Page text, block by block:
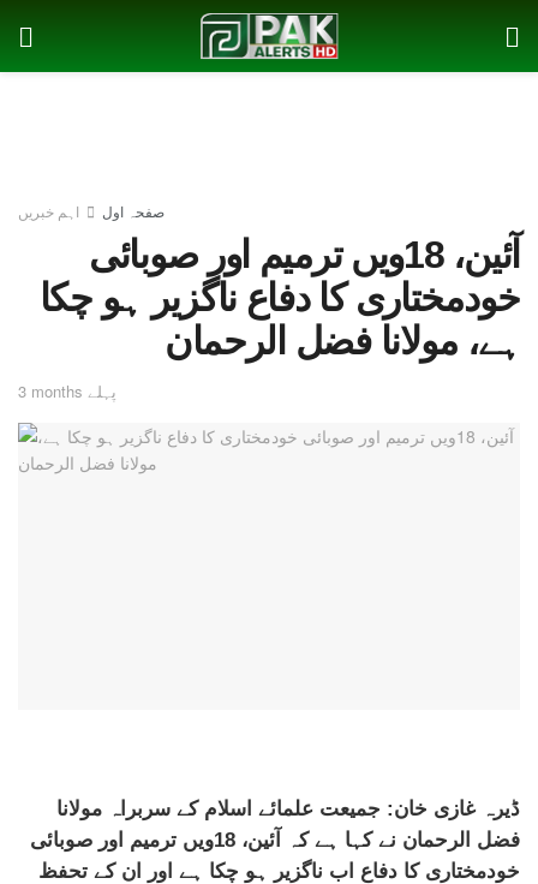
صفحہ اول اہم خبریں
آئین، 18ویں ترمیم اور صوبائی
خودمختاری کا دفاع ناگزیر ہو چکا
ہے، مولانا فضل الرحمان
3 months پہلے
ڈیرہ غازی خان: جمیعت علمائے اسلام کے سربراہ مولانا
فضل الرحمان نے کہا ہے کہ آئین، 18ویں ترمیم اور صوبائی
خودمختاری کا دفاع اب ناگزیر ہو چکا ہے اور ان کے تحفظ